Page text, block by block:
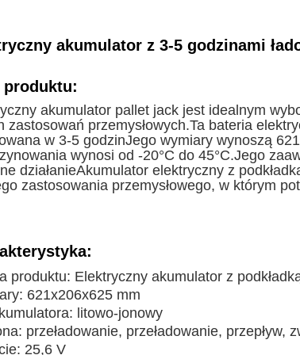
akumulator z 3-5 godzinami
produktu:
akumulator pallet jack jest idealnym
zastosowań przemysłowych.Ta bateria
w 3-5 godzinJego wymiary wynoszą
wynosi od -20°C do 45°C.Jego
działanieAkumulator elektryczny z
zastosowania przemysłowego, w którym
produktu: Elektryczny akumulator z
621x206x625 mm
litowo-jonowy
przeładowanie, przeładowanie, przepływ,
25,6 V